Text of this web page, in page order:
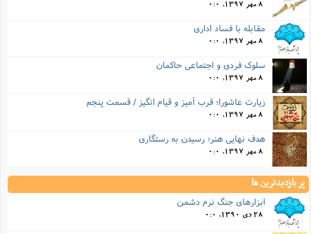
8 مهر 1397, 0:0
مقابله با فساد اداری
8 مهر 1397, 0:0
سلوک فردی و اجتماعی حاکمان
8 مهر 1397, 0:0
زیارت عاشورا؛ قرب آمیز و قیام انگیز / قسمت پنجم
8 مهر 1397, 0:0
هدف نهایی هنر؛ رسیدن به رستگاری
8 مهر 1397, 0:0
پر بازدیدترین ها
ابزارهای جنگ نرم دشمن
28 دی 1390, 0:0